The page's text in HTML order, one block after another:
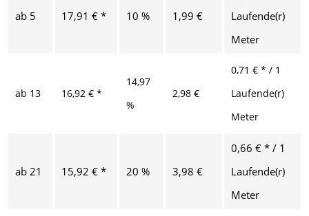
ab 5 17,91 € * 10 % 1,99 €
Laufende(r)
Meter
ab 13 16,92 € *
14,97
%
2,98 €
0,71 € * / 1
Laufende(r)
Meter
ab 21 15,92 € * 20 % 3,98 €
0,66 € * / 1
Laufende(r)
Meter